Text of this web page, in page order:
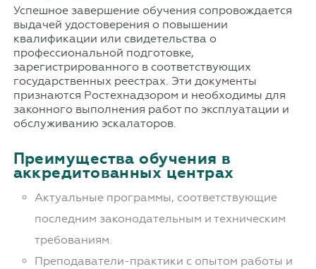
Успешное завершение обучения сопровождается
выдачей удостоверения о повышении
квалификации или свидетельства о
профессиональной подготовке,
зарегистрированного в соответствующих
государственных реестрах. Эти документы
признаются Ростехнадзором и необходимы для
законного выполнения работ по эксплуатации и
обслуживанию эскалаторов.
Преимущества обучения в
аккредитованных центрах
Актуальные программы, соответствующие
последним законодательным и техническим
требованиям.
Преподаватели-практики с опытом работы и